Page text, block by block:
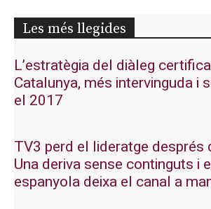
Les més llegides
L’estratègia del diàleg
Catalunya, més intervinguda i
el 2017
TV3 perd el lideratge després
Una deriva sense continguts i
espanyola deixa el canal a